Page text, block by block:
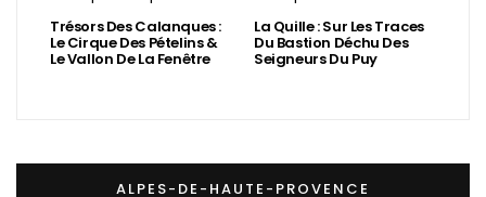
Trésors Des Calanques :
Le Cirque Des Pételins &
Le Vallon De La Fenêtre
La Quille : Sur Les Traces
Du Bastion Déchu Des
Seigneurs Du Puy
ALPES-DE-HAUTE-PROVENCE